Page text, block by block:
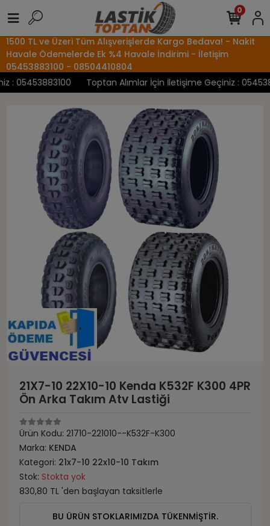
1500 TL ve Üzeri Tüm Alışverişlerde Kargo Bedava! - Nakit
Havale Ödemelerde Ek %4 Havale İndirimi - İletişim
05453883100 - 08504410804
05453883100
Toptan Alımlar İçin İletişime Geçiniz :
0
21X7-10 22X10-10 Kenda K532F K300 4PR
Ön Arka Takım Atv Lastiği
Ürün Kodu: 21710-221010--K532F-K300
Marka: KENDA
Kategori: 21x7-10 22x10-10 Takım
Stok: Stokta yok
830,80 TL 'den başlayan taksitlerle
BU ÜRÜN STOKLARIMIZDA TÜKENMİŞTİR.